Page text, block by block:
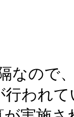
なので
行われ